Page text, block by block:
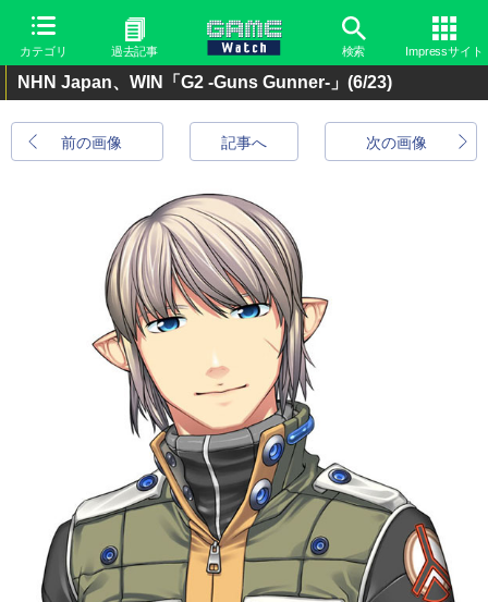
カテゴリ 過去記事 検索 Impressサイト
NHN Japan、WIN「G2 -Guns Gunner-」 (6/23)
前の画像 次の画像
記事へ